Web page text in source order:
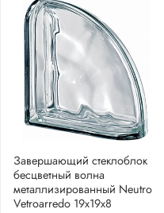
Завершающий стеклоблок
бесцветный волна
металлизированный Neutro
Vetroarredo 19x19x8